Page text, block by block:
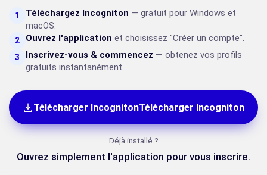
1 Téléchargez Incogniton — gratuit pour Windows et
macOS.
2 Ouvrez l'application et choisissez "Créer un compte".
3 Inscrivez-vous & commencez — obtenez vos profils
gratuits instantanément.
Télécharger IncognitonTélécharger Incogniton
Déjà installé ?
Ouvrez simplement l'application pour vous inscrire.